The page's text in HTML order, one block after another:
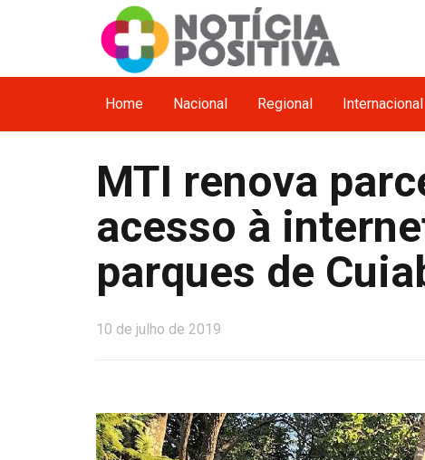
Home Nacional Regional Internacional
MTI renova
acesso à
parques de
10 de julho de 2019